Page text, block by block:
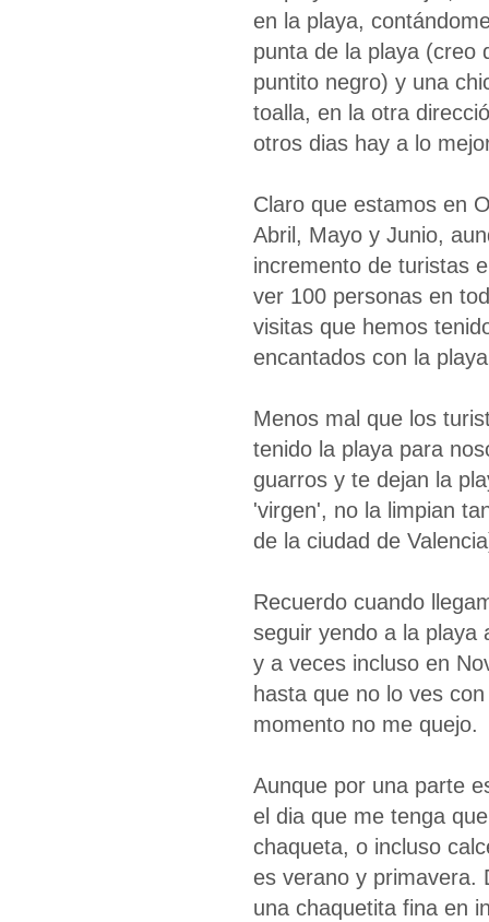
en la playa,
punta de la playa (creo
puntito negro) y una
toalla, en la otra
otros dias hay a lo
Claro que estamos en
Abril, Mayo y Junio,
incremento de turistas
ver 100 personas en
visitas que hemos
encantados con la
Menos mal que los
tenido la playa para
guarros y te dejan la
'virgen', no la limpian
de la ciudad de
Recuerdo cuando
seguir yendo a la playa
y a veces incluso en
hasta que no lo ves
momento no me quejo.
Aunque por una parte
el dia que me tenga
chaqueta, o incluso
es verano y primavera.
una chaquetita fina en